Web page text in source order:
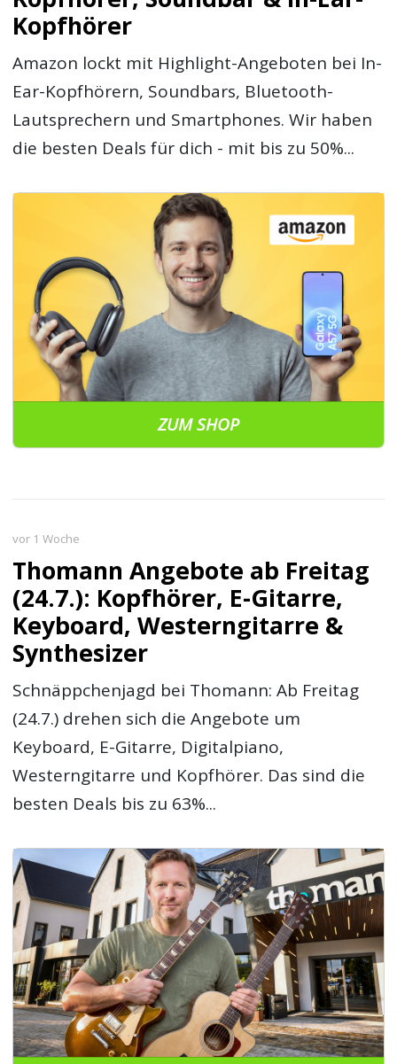
Kopfhörer
Amazon lockt mit Highlight-Angeboten bei In-
Ear-Kopfhörern, Soundbars, Bluetooth-
Lautsprechern und Smartphones. Wir haben
die besten Deals für dich - mit bis zu 50%...
ZUM SHOP
vor 1 Woche
Thomann Angebote ab Freitag
(24.7.): Kopfhörer, E-Gitarre,
Keyboard, Westerngitarre &
Synthesizer
Schnäppchenjagd bei Thomann: Ab Freitag
(24.7.) drehen sich die Angebote um
Keyboard, E-Gitarre, Digitalpiano,
Westerngitarre und Kopfhörer. Das sind die
besten Deals bis zu 63%...